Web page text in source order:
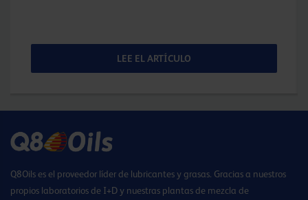
LEE EL ARTÍCULO
Q8Oils es el proveedor líder de lubricantes y grasas. Gracias a nuestros
propios laboratorios de I+D y nuestras plantas de mezcla de